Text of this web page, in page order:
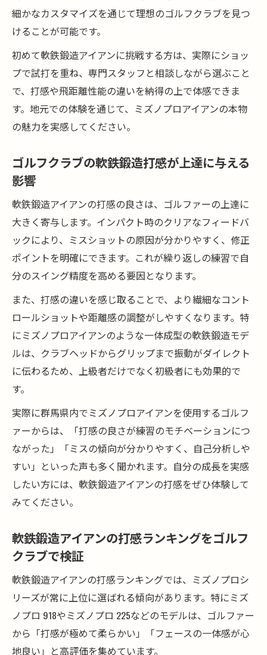
打感や寿命の違いを知るゴルフクラブの見
極め方
細かなカスタマイズを通じて理想のゴルフクラブを見つ
けることが可能です。
初めて軟鉄鍛造アイアンに挑戦する方は、実際にショッ
プで試打を重ね、専門スタッフと相談しながら選ぶこと
で、打感や飛距離性能の違いを納得の上で体感できま
す。地元での体験を通じて、ミズノプロアイアンの本物
の魅力を実感してください。
ゴルフクラブの軟鉄鍛造打感が上達に与える
影響
軟鉄鍛造アイアンの打感の良さは、ゴルファーの上達に
大きく寄与します。インパクト時のクリアなフィードバ
ックにより、ミスショットの原因が分かりやすく、修正
ポイントを明確にできます。これが繰り返しの練習で自
分のスイング精度を高める要因となります。
また、打感の違いを感じ取ることで、より繊細なコント
ロールショットや距離感の調整がしやすくなります。特
にミズノプロアイアンのような一体成型の軟鉄鍛造モデ
ルは、クラブヘッドからグリップまで振動がダイレクト
に伝わるため、上級者だけでなく初級者にも効果的で
す。
実際に群馬県内でミズノプロアイアンを使用するゴルフ
ァーからは、「打感の良さが練習のモチベーションにつ
ながった」「ミスの傾向が分かりやすく、自己分析しや
すい」といった声も多く聞かれます。自分の成長を実感
したい方には、軟鉄鍛造アイアンの打感をぜひ体験して
みてください。
軟鉄鍛造アイアンの打感ランキングをゴルフ
クラブで検証
軟鉄鍛造アイアンの打感ランキングでは、ミズノプロシ
リーズが常に上位に選ばれる傾向があります。特にミズ
ノプロ 918やミズノプロ 225などのモデルは、ゴルファー
から「打感が極めて柔らかい」「フェースの一体感が心
地良い」と高評価を集めています。